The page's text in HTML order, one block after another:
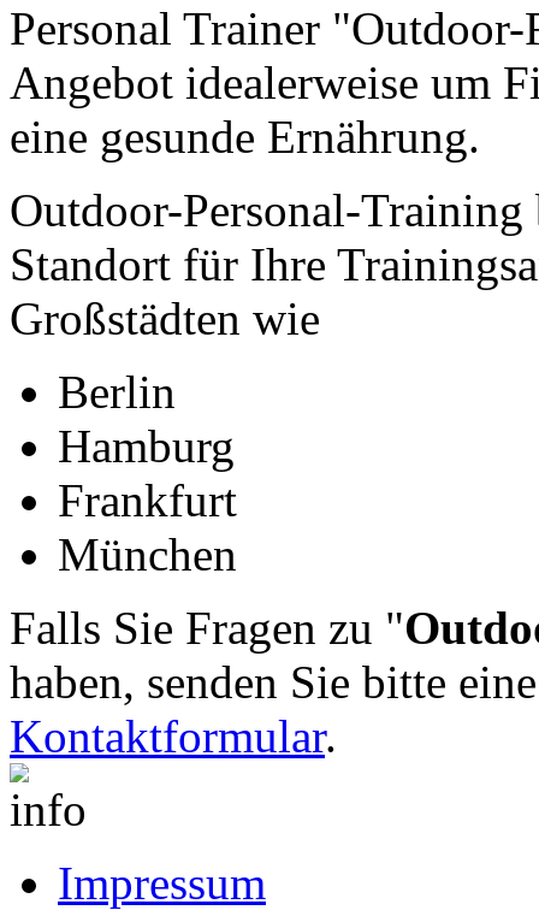
Personal Trainer
Angebot idealerweise um
eine gesunde Ernährung.
Outdoor-Personal-
Standort für Ihre
Großstädten wie
Berlin
Hamburg
Frankfurt
München
Falls Sie Fragen zu "
haben, senden Sie bitte
Kontaktformular.
Impressum